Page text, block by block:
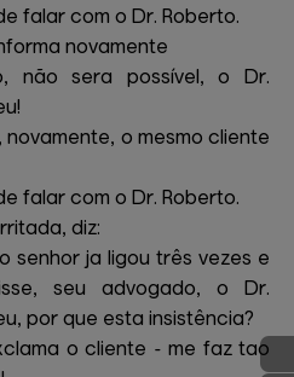
falar com o Dr. Roberto.
novamente
não sera possível, o Dr.
novamente, o mesmo cliente
falar com o Dr. Roberto.
diz:
senhor ja ligou três vezes e
seu advogado, o Dr.
por que esta insistência?
o cliente - me faz tao